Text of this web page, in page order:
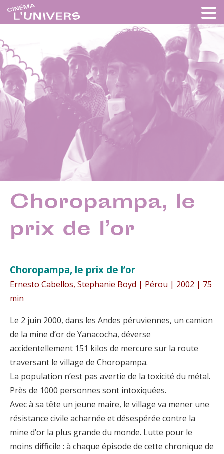
Choropampa, le
prix de l’or
Choropampa, le prix de l’or
Ernesto Cabellos, Stephanie Boyd | Pérou | 2002 | 75
min
Le 2 juin 2000, dans les Andes péruviennes, un camion
de la mine d’or de Yanacocha, déverse
accidentellement 151 kilos de mercure sur la route
traversant le village de Choropampa.
La population n’est pas avertie de la toxicité du métal.
Près de 1000 personnes sont intoxiquées.
Avec à sa tête un jeune maire, le village va mener une
résistance civile acharnée et désespérée contre la
mine d’or la plus grande du monde. Lutte pour le
moins difficile : à chaque épisode de cette chronique de